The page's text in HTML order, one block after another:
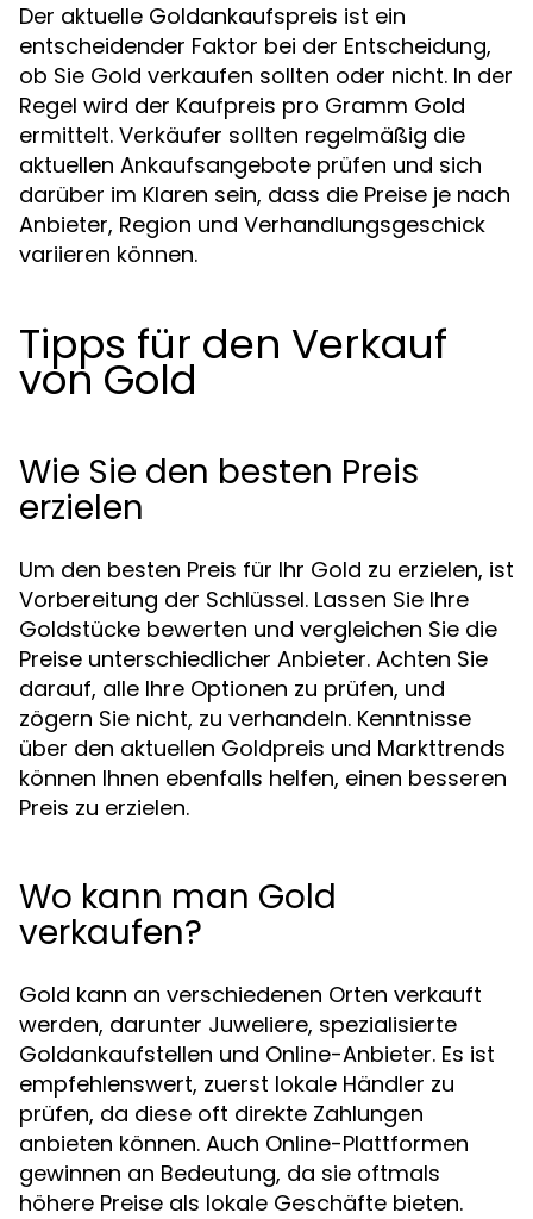
Der aktuelle Goldankaufspreis ist ein
entscheidender Faktor bei der Entscheidung,
ob Sie Gold verkaufen sollten oder nicht. In der
Regel wird der Kaufpreis pro Gramm Gold
ermittelt. Verkäufer sollten regelmäßig die
aktuellen Ankaufsangebote prüfen und sich
darüber im Klaren sein, dass die Preise je nach
Anbieter, Region und Verhandlungsgeschick
variieren können.
Tipps für den Verkauf
von Gold
Wie Sie den besten Preis
erzielen
Um den besten Preis für Ihr Gold zu erzielen, ist
Vorbereitung der Schlüssel. Lassen Sie Ihre
Goldstücke bewerten und vergleichen Sie die
Preise unterschiedlicher Anbieter. Achten Sie
darauf, alle Ihre Optionen zu prüfen, und
zögern Sie nicht, zu verhandeln. Kenntnisse
über den aktuellen Goldpreis und Markttrends
können Ihnen ebenfalls helfen, einen besseren
Preis zu erzielen.
Wo kann man Gold
verkaufen?
Gold kann an verschiedenen Orten verkauft
werden, darunter Juweliere, spezialisierte
Goldankaufstellen und Online-Anbieter. Es ist
empfehlenswert, zuerst lokale Händler zu
prüfen, da diese oft direkte Zahlungen
anbieten können. Auch Online-Plattformen
gewinnen an Bedeutung, da sie oftmals
höhere Preise als lokale Geschäfte bieten.